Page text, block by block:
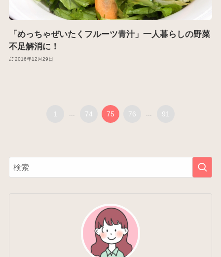
「めっちゃぜいたくフルーツ青汁」一人暮らしの野菜
不足解消に！
2016年12月29日
1 ... 74 75 76 ... 91